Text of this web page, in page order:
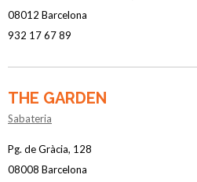
08012 Barcelona
932 17 67 89
THE GARDEN
Sabateria
Pg. de Gràcia, 128
08008 Barcelona